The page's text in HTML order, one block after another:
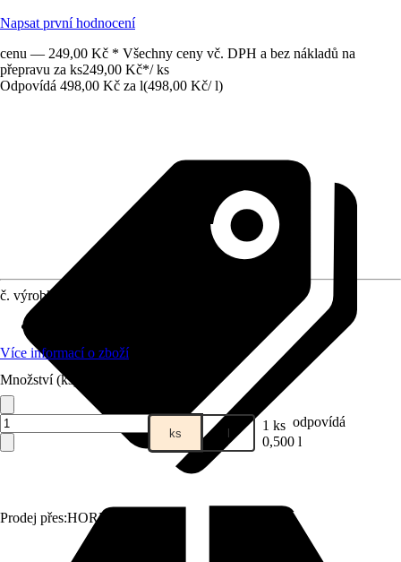
Napsat první hodnocení
cenu — 249,00 Kč * Všechny ceny vč. DPH a bez nákladů na
přepravu za ks249,00 Kč*/ ks
Odpovídá 498,00 Kč za l(498,00 Kč/ l)
Prodej přes:HORNBACH
č. výrobku
Více informací o zboží
Množství (ks)
ks l 1 ks odpovídá
0,500 l